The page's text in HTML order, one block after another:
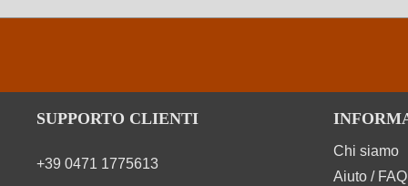
SUPPORTO CLIENTI
+39 0471 1775613
Chi siamo
Aiuto / FAQ